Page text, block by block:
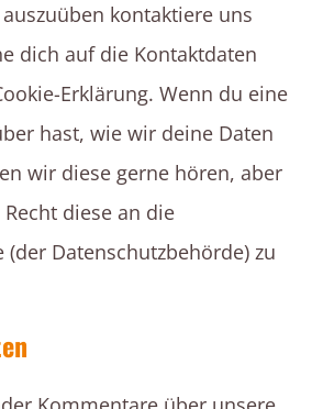
kontaktiere uns
dich auf die Kontaktdaten
Erklärung. Wenn du eine
hast, wie wir deine Daten
wir diese gerne hören, aber
diese an die
Datenschutzbehörde) zu